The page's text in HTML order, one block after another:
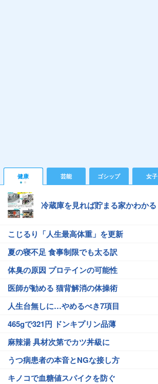
健康 芸能 ゴシップ 女子
冷蔵庫を見れば貯まる家かわかる
こじるり「人生最高体重」を更新
夏の寝不足 食事制限でも太る訳
体臭の原因 プロテインの可能性
医師が勧める 猫背解消の体操術
人生台無しに…やめるべき7項目
465gで321円 ドンキプリン品薄
麻辣湯 具材次第でカツ丼級に
うつ病患者の本音とNGな接し方
キノコで血糖値スパイクを防ぐ